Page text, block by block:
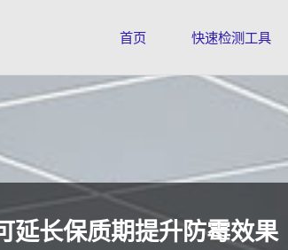
首页 快速检测工具
延长保质期提升防霉效果